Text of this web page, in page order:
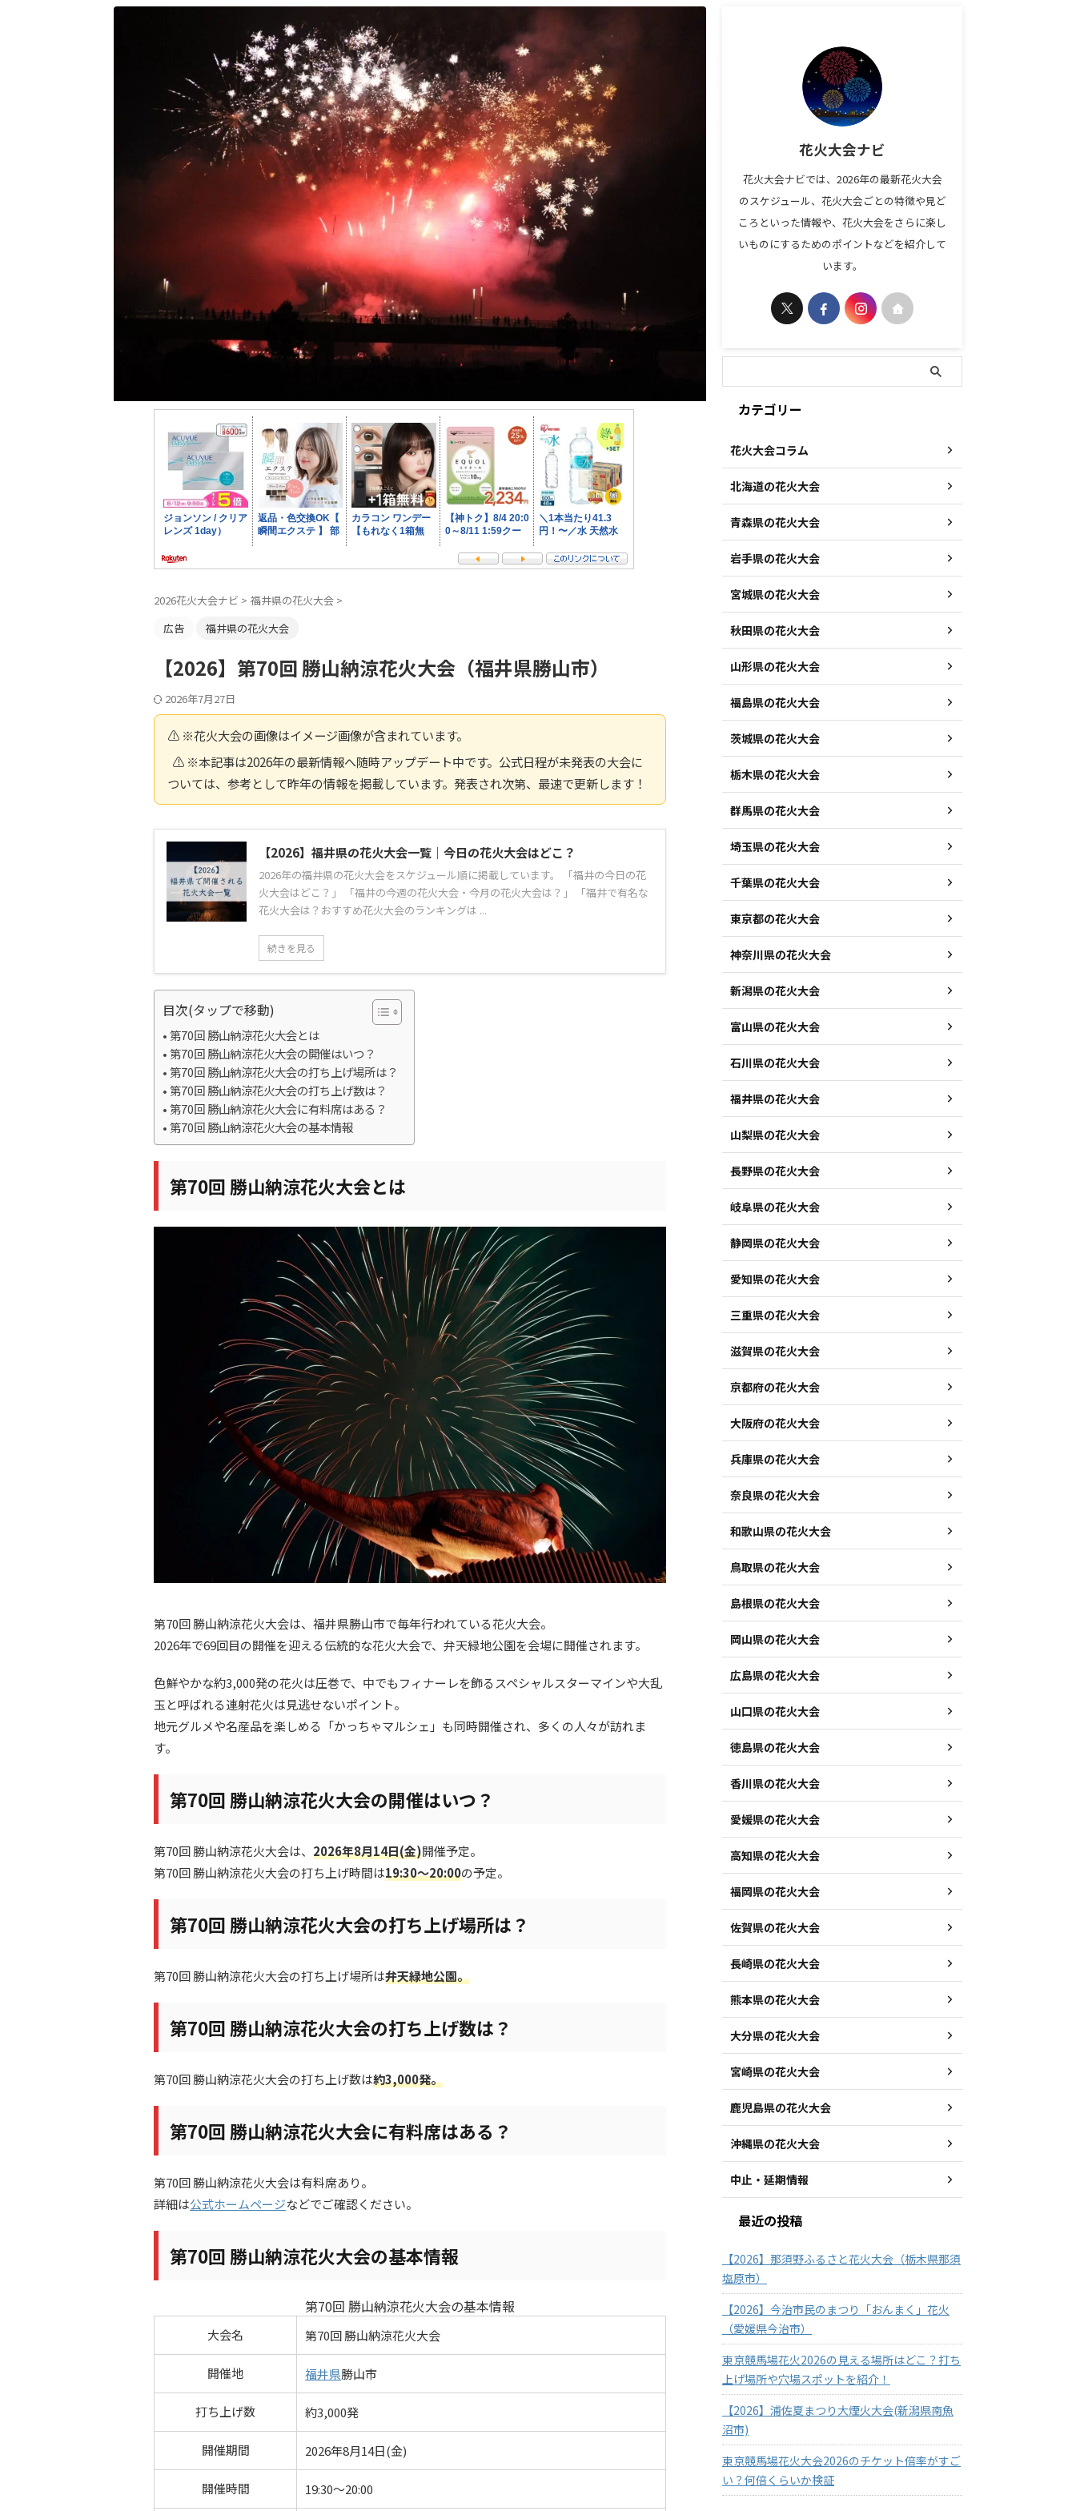
2026花火大会ナビ > 福井県の花火大会 >
広告
福井県の花火大会
【2026】第70回 勝山納涼花火大会（福井県勝山市）
2026年7月27日
⚠️ ※花火大会の画像はイメージ画像が含まれています。
⚠️ ※本記事は2026年の最新情報へ随時アップデート中です。公式日程が未発表の大会に
ついては、参考として昨年の情報を掲載しています。発表され次第、最速で更新します！
【2026】福井県の花火大会一覧｜今日の花火大会はどこ？
2026年の福井県の花火大会をスケジュール順に掲載しています。 「福井の今日の花
火大会はどこ？」 「福井の今週の花火大会・今月の花火大会は？」 「福井で有名な
花火大会は？おすすめ花火大会のランキングは ...
続きを見る
目次(タップで移動)
第70回 勝山納涼花火大会とは
第70回 勝山納涼花火大会の開催はいつ？
第70回 勝山納涼花火大会の打ち上げ場所は？
第70回 勝山納涼花火大会の打ち上げ数は？
第70回 勝山納涼花火大会に有料席はある？
第70回 勝山納涼花火大会の基本情報
第70回 勝山納涼花火大会とは
第70回 勝山納涼花火大会は、福井県勝山市で毎年行われている花火大会。
2026年で69回目の開催を迎える伝統的な花火大会で、弁天緑地公園を会場に開催されます。
色鮮やかな約3,000発の花火は圧巻で、中でもフィナーレを飾るスペシャルスターマインや大乱
玉と呼ばれる連射花火は見逃せないポイント。
地元グルメや名産品を楽しめる「かっちゃマルシェ」も同時開催され、多くの人々が訪れま
す。
第70回 勝山納涼花火大会の開催はいつ？
第70回 勝山納涼花火大会は、 2026年8月14日(金)開催予定。
第70回 勝山納涼花火大会の打ち上げ時間は19:30～20:00の予定。
第70回 勝山納涼花火大会の打ち上げ場所は？
第70回 勝山納涼花火大会の打ち上げ場所は弁天緑地公園。
第70回 勝山納涼花火大会の打ち上げ数は？
第70回 勝山納涼花火大会の打ち上げ数は約3,000発。
第70回 勝山納涼花火大会に有料席はある？
第70回 勝山納涼花火大会は有料席あり。
詳細は公式ホームページなどでご確認ください。
第70回 勝山納涼花火大会の基本情報
第70回 勝山納涼花火大会の基本情報
大会名 第70回 勝山納涼花火大会
開催地 福井県勝山市
打ち上げ数 約3,000発
開催期間 2026年8月14日(金)
開催時間 19:30～20:00
花火大会ナビ
花火大会ナビでは、2026年の最新花火大会
のスケジュール、花火大会ごとの特徴や見ど
ころといった情報や、花火大会をさらに楽し
いものにするためのポイントなどを紹介して
います。
カテゴリー
花火大会コラム
北海道の花火大会
青森県の花火大会
岩手県の花火大会
宮城県の花火大会
秋田県の花火大会
山形県の花火大会
福島県の花火大会
茨城県の花火大会
栃木県の花火大会
群馬県の花火大会
埼玉県の花火大会
千葉県の花火大会
東京都の花火大会
神奈川県の花火大会
新潟県の花火大会
富山県の花火大会
石川県の花火大会
福井県の花火大会
山梨県の花火大会
長野県の花火大会
岐阜県の花火大会
静岡県の花火大会
愛知県の花火大会
三重県の花火大会
滋賀県の花火大会
京都府の花火大会
大阪府の花火大会
兵庫県の花火大会
奈良県の花火大会
和歌山県の花火大会
鳥取県の花火大会
島根県の花火大会
岡山県の花火大会
広島県の花火大会
山口県の花火大会
徳島県の花火大会
香川県の花火大会
愛媛県の花火大会
高知県の花火大会
福岡県の花火大会
佐賀県の花火大会
長崎県の花火大会
熊本県の花火大会
大分県の花火大会
宮崎県の花火大会
鹿児島県の花火大会
沖縄県の花火大会
中止・延期情報
最近の投稿
【2026】那須野ふるさと花火大会（栃木県那須
塩原市）
【2026】今治市民のまつり「おんまく」花火
（愛媛県今治市）
東京競馬場花火2026の見える場所はどこ？打ち
上げ場所や穴場スポットを紹介！
【2026】浦佐夏まつり大煙火大会(新潟県南魚
沼市)
東京競馬場花火大会2026のチケット倍率がすご
い？何倍くらいか検証